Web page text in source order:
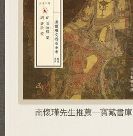
南懷瑾先生推薦—寶藏書庫